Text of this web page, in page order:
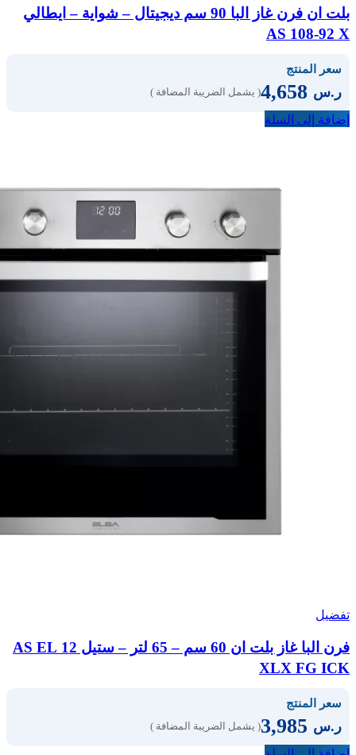
بلت ان فرن غاز البا 90 سم ديجيتال – شواية – ايطالي
AS 108-92 X
سعر المنتج
ر.س ( يشمل الضريبة المضافة )
إضافة إلى السلة
تفضيل
فرن البا غاز بلت ان 60 سم – 65 لتر – ستيل AS EL 12
XLX FG ICK
سعر المنتج
ر.س ( يشمل الضريبة المضافة )